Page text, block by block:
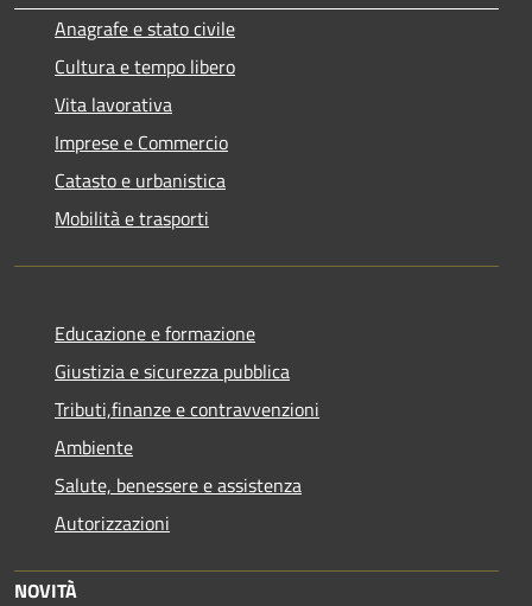
Anagrafe e stato civile
Cultura e tempo libero
Vita lavorativa
Imprese e Commercio
Catasto e urbanistica
Mobilità e trasporti
Educazione e formazione
Giustizia e sicurezza pubblica
Tributi,finanze e contravvenzioni
Ambiente
Salute, benessere e assistenza
Autorizzazioni
NOVITÀ